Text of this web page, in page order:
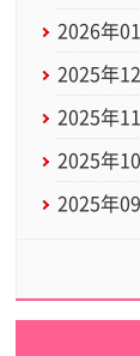
2026年
2025年
2025年
2025年
2025年